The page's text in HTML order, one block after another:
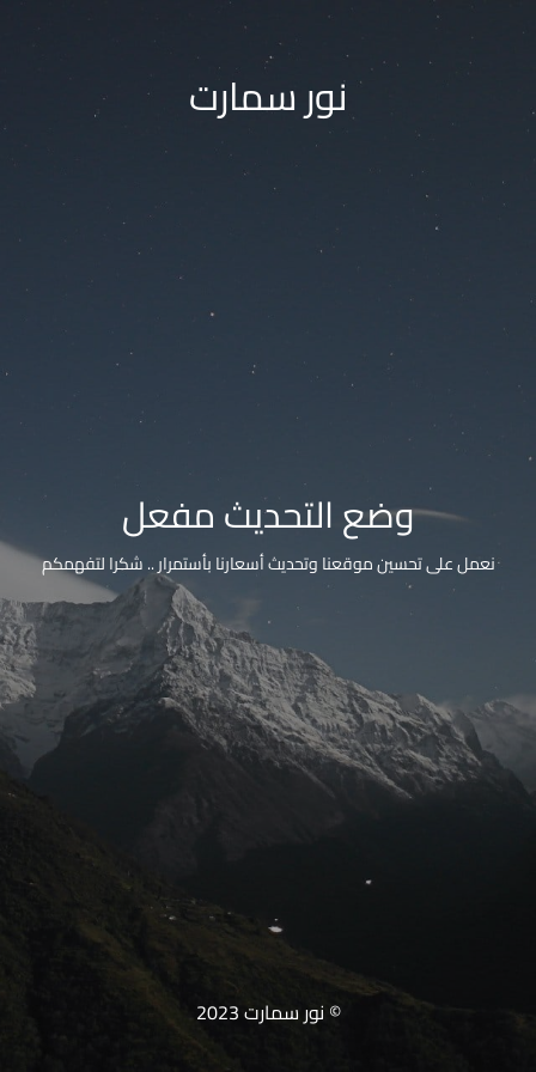
نور سمارت
وضع التحديث مفعل
نعمل على تحسين موقعنا وتحديث أسعارنا بأستمرار .. شكرا لتفهمكم
© نور سمارت 2023